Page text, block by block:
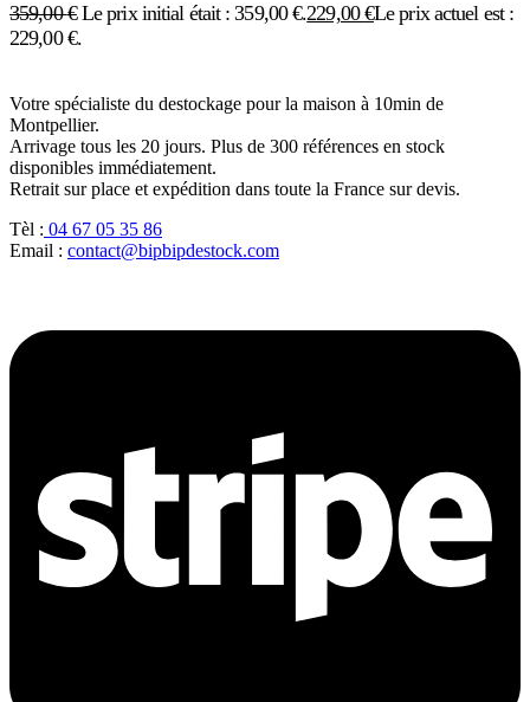
359,00€ Le prix initial était : 359,00 €.229,00€Le prix actuel est :
229,00 €.
Votre spécialiste du destockage pour la maison à 10min de
Montpellier.
Arrivage tous les 20 jours. Plus de 300 références en stock
disponibles immédiatement.
Retrait sur place et expédition dans toute la France sur devis.
Tèl : 04 67 05 35 86
Email : contact@bipbipdestock.com